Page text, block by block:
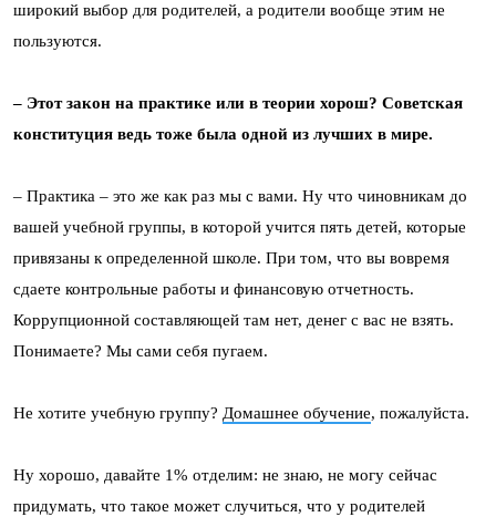
широкий выбор для родителей, а родители вообще этим не
пользуются.
– Этот закон на практике или в теории хорош? Советская
конституция ведь тоже была одной из лучших в мире.
– Практика – это же как раз мы с вами. Ну что чиновникам до
вашей учебной группы, в которой учится пять детей, которые
привязаны к определенной школе. При том, что вы вовремя
сдаете контрольные работы и финансовую отчетность.
Коррупционной составляющей там нет, денег с вас не взять.
Понимаете? Мы сами себя пугаем.
Не хотите учебную группу? Домашнее обучение, пожалуйста.
Ну хорошо, давайте 1% отделим: не знаю, не могу сейчас
придумать, что такое может случиться, что у родителей